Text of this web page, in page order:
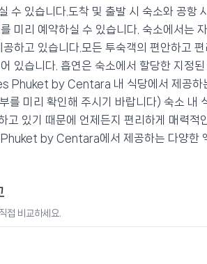
하기수 있습니다.도착 및 출발 시 숙소와 공항
미리 예약하실 수 있습니다. 숙소에서는
하고 있습니다.모든 투숙객의 편안하고
있습니다. 흡연은 숙소에서 할당한 지정
by Centara 내 식당에서 제공하
를 미리 확인해 주시기 바랍니다) 숙소 내
고 있기 때문에 언제든지 편리하게 매력적
by Centara에서 제공하는 다양한 액
접 비교하세요.